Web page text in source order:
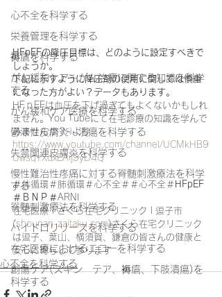
心不全を科学する
栄養管理を科学する
褥瘡を科学する
がん緩和ケア＋がん治療に関する知識を科学
する
がん緩和ケア医療を科学する
鬱滞性皮膚炎・潰瘍を科学する
失禁関連皮膚炎を科学する
慢性難治性疼痛に対する脊髄刺激療法を科学
する
脊髄刺激療法を科学する
ハイドロリリースを科学する
在宅医療におけるエコーを科学する
創傷ケア(スキン テア、褥瘡、下肢潰瘍)を
科学する
HFpEFの降圧目標は、どのように設定すべきで
しょうか。
下記に示すように降圧剤の使用に関しては慎重
になった方がよい？データもあります。
HFｐEFは血圧を下げ過ぎてもよくないかもしれ
ません。You Tubeにて在宅診療の知識を学んで
みませんか？☟より
https://www.youtube.com/channel/UCMkHB9
UwsqYXdxEAij9yD4Q
＃体循環＃肺循環＃心不全＃＃心不全＃ HFpEF
＃ＢＮＰ＃ARNI
在宅医療 | さくら在宅クリニック | 逗子市
(shounan-zaitaku.com)さくら在宅クリニック
は逗子、葉山、横須賀、鎌倉の皆さんの健康と
安心に寄与して参ります
心不全を科学する